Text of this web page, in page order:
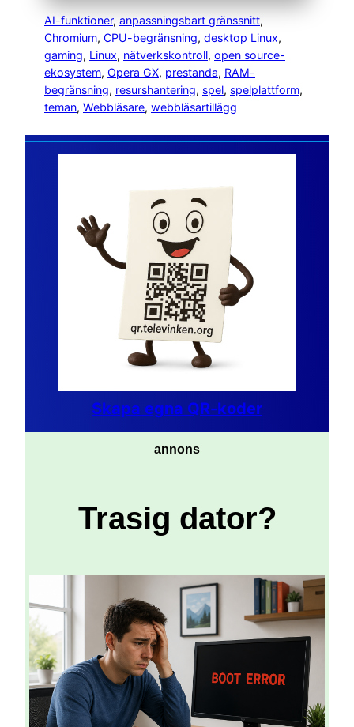
AI-funktioner, anpassningsbart gränssnitt
Chromium, CPU-begränsning, desktop Linux
gaming, Linux, nätverkskontroll, open source-
ekosystem, Opera GX, prestanda, RAM-
begränsning, resurshantering, spel, spelplattform
teman, Webbläsare, webbläsartillägg
Skapa egna QR-koder
annons
Trasig dator?